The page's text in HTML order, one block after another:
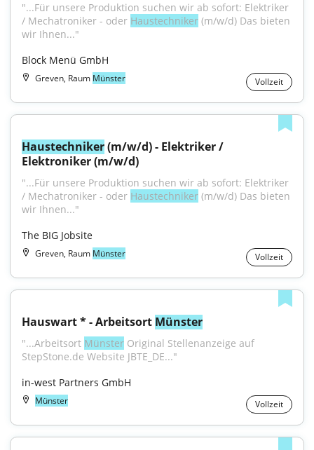
"...Für unsere Produktion suchen wir ab sofort: Elektriker
/ Mechatroniker - oder Haustechniker (m/w/d) Das bieten
wir Ihnen..."
Block Menü GmbH
Greven, Raum Münster Vollzeit
Haustechniker (m/w/d) - Elektriker /
Elektroniker (m/w/d)
"...Für unsere Produktion suchen wir ab sofort: Elektriker
/ Mechatroniker - oder Haustechniker (m/w/d) Das bieten
wir Ihnen..."
The BIG Jobsite
Greven, Raum Münster Vollzeit
Hauswart * - Arbeitsort Münster
"...Arbeitsort Münster Original Stellenanzeige auf
StepStone.de Website JBTE_DE..."
in-west Partners GmbH
Münster Vollzeit